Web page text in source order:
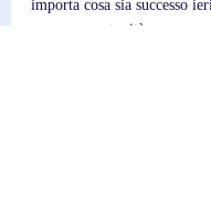
importa cosa sia successo
nuova opportunità per